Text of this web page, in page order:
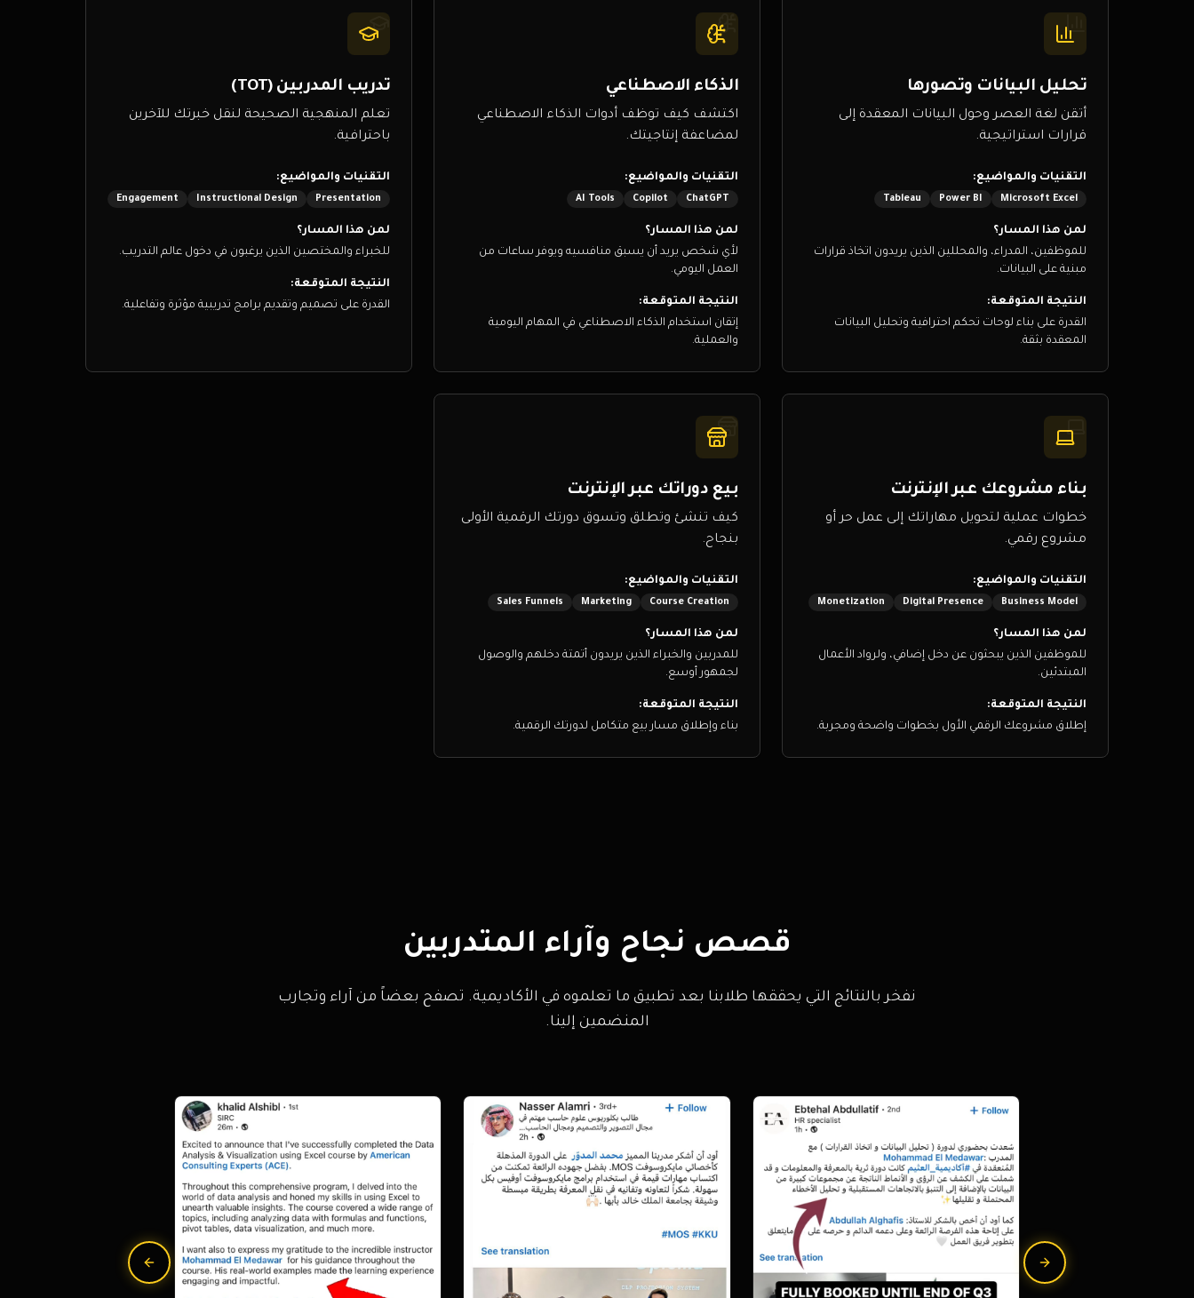
تحليل البيانات وتصورها
أتقن لغة العصر وحول البيانات المعقدة إلى
قرارات استراتيجية.
التقنيات والمواضيع:
Microsoft Excel
Power BI
Tableau
لمن هذا المسار؟
للموظفين، المدراء، والمحللين الذين يريدون اتخاذ قرارات
مبنية على البيانات.
النتيجة المتوقعة:
القدرة على بناء لوحات تحكم احترافية وتحليل البيانات
المعقدة بثقة.
الذكاء الاصطناعي
اكتشف كيف توظف أدوات الذكاء الاصطناعي
لمضاعفة إنتاجيتك.
التقنيات والمواضيع:
ChatGPT
Copilot
AI Tools
لمن هذا المسار؟
لأي شخص يريد أن يسبق منافسيه ويوفر ساعات من
العمل اليومي.
النتيجة المتوقعة:
إتقان استخدام الذكاء الاصطناعي في المهام اليومية
والعملية.
تدريب المدربين (TOT)
تعلم المنهجية الصحيحة لنقل خبرتك للآخرين
باحترافية.
التقنيات والمواضيع:
Presentation
Instructional Design
Engagement
لمن هذا المسار؟
للخبراء والمختصين الذين يرغبون في دخول عالم التدريب.
النتيجة المتوقعة:
القدرة على تصميم وتقديم برامج تدريبية مؤثرة وتفاعلية.
بناء مشروعك عبر الإنترنت
خطوات عملية لتحويل مهاراتك إلى عمل حر أو
مشروع رقمي.
التقنيات والمواضيع:
Business Model
Digital Presence
Monetization
لمن هذا المسار؟
للموظفين الذين يبحثون عن دخل إضافي، ولرواد الأعمال
المبتدئين.
النتيجة المتوقعة:
إطلاق مشروعك الرقمي الأول بخطوات واضحة ومجربة.
بيع دوراتك عبر الإنترنت
كيف تنشئ وتطلق وتسوق دورتك الرقمية الأولى
بنجاح.
التقنيات والمواضيع:
Course Creation
Marketing
Sales Funnels
لمن هذا المسار؟
للمدربين والخبراء الذين يريدون أتمتة دخلهم والوصول
لجمهور أوسع.
النتيجة المتوقعة:
بناء وإطلاق مسار بيع متكامل لدورتك الرقمية.
قصص نجاح وآراء المتدربين
نفخر بالنتائج التي يحققها طلابنا بعد تطبيق ما تعلموه في الأكاديمية. تصفح بعضاً من آراء وتجارب
المنضمين إلينا.
Previous slide Next slide